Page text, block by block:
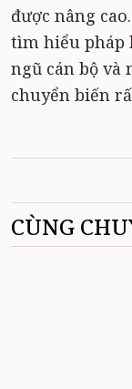
được nâng
tìm hiểu pháp
ngũ cán bộ và
chuyển biến
CÙNG